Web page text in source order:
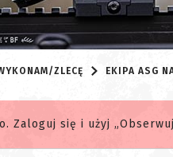
ZLECĘ EKIPA ASG
Zaloguj się i użyj